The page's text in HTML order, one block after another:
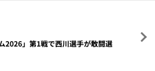
2026」第1戦で西川選手が敢闘選